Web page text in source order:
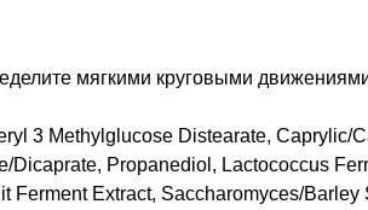
мягкими круговыми
3 Methylglucose Distearate, Caprylic/
Propanediol, Lactococcus
Extract, Saccharomyces/Barley